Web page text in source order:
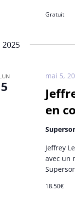
Gratuit
2025
LUN
5
en
mai 5,
Jeffrey
avec un
18.50€